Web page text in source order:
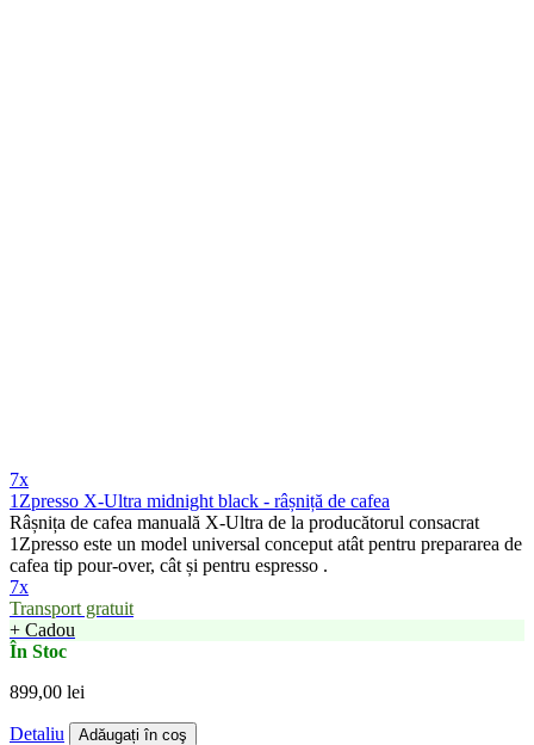
7x
1Zpresso X-Ultra midnight black - râșniță de cafea
Râșnița de cafea manuală X-Ultra de la producătorul consacrat
1Zpresso este un model universal conceput atât pentru prepararea de
cafea tip pour-over, cât și pentru espresso .
7x
Transport gratuit
+ Cadou
În Stoc
899,00 lei
Detaliu Adăugați în coş